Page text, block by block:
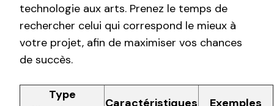
technologie aux arts. Prenez le temps de
rechercher celui qui correspond le mieux à
votre projet, afin de maximiser vos chances
de succès.
Type
Caractéristiques Exemples